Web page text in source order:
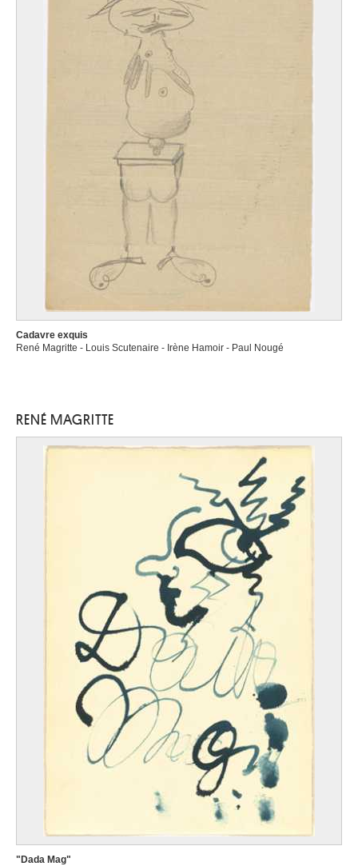
Cadavre exquis
René Magritte - Louis Scutenaire - Irène Hamoir - Paul Nougé
RENÉ MAGRITTE
"Dada Mag"